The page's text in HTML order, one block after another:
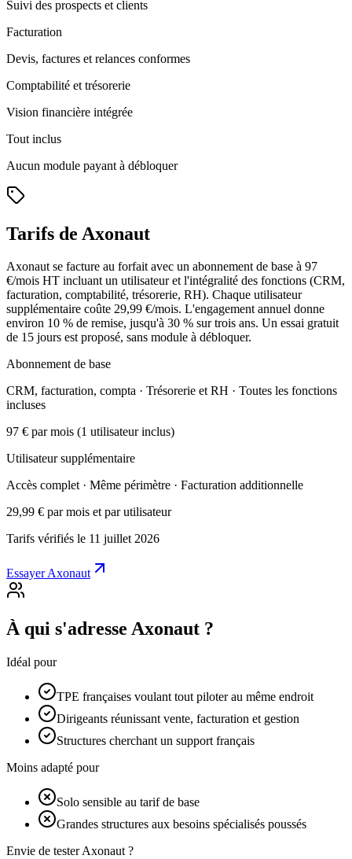
Suivi des prospects et clients
Facturation
Devis, factures et relances conformes
Comptabilité et trésorerie
Vision financière intégrée
Tout inclus
Aucun module payant à débloquer
Tarifs de Axonaut
Axonaut se facture au forfait avec un abonnement de base à 97
€/mois HT incluant un utilisateur et l'intégralité des fonctions (CRM,
facturation, comptabilité, trésorerie, RH). Chaque utilisateur
supplémentaire coûte 29,99 €/mois. L'engagement annuel donne
environ 10 % de remise, jusqu'à 30 % sur trois ans. Un essai gratuit
de 15 jours est proposé, sans module à débloquer.
Abonnement de base
CRM, facturation, compta · Trésorerie et RH · Toutes les fonctions
incluses
97 € par mois (1 utilisateur inclus)
Utilisateur supplémentaire
Accès complet · Même périmètre · Facturation additionnelle
29,99 € par mois et par utilisateur
Tarifs vérifiés le 11 juillet 2026
Essayer Axonaut
À qui s'adresse Axonaut ?
Idéal pour
TPE françaises voulant tout piloter au même endroit
Dirigeants réunissant vente, facturation et gestion
Structures cherchant un support français
Moins adapté pour
Solo sensible au tarif de base
Grandes structures aux besoins spécialisés poussés
Envie de tester Axonaut ?